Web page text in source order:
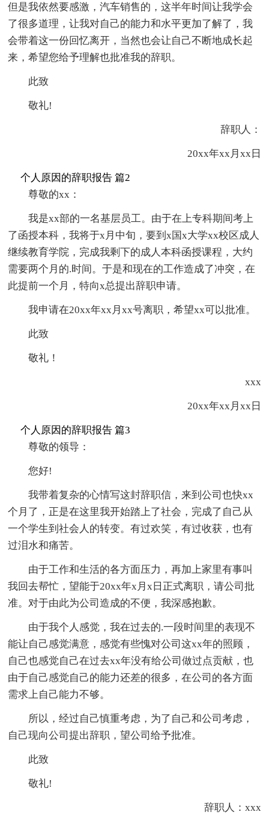
但是我依然要感激，汽车销售的，这半年时间让我学会
了很多道理，让我对自己的能力和水平更加了解了，我
会带着这一份回忆离开，当然也会让自己不断地成长起
来，希望您给予理解也批准我的辞职。
此致
敬礼!
辞职人：
20xx年xx月xx日
个人原因的辞职报告 篇2
尊敬的xx：
我是xx部的一名基层员工。由于在上专科期间考上
了函授本科，我将于x月中旬，要到x国x大学xx校区成人
继续教育学院，完成我剩下的成人本科函授课程，大约
需要两个月的.时间。于是和现在的工作造成了冲突，在
此提前一个月，特向x总提出辞职申请。
我申请在20xx年xx月xx号离职，希望xx可以批准。
此致
敬礼！
xxx
20xx年xx月xx日
个人原因的辞职报告 篇3
尊敬的领导：
您好!
我带着复杂的心情写这封辞职信，来到公司也快xx
个月了，正是在这里我开始踏上了社会，完成了自己从
一个学生到社会人的转变。有过欢笑，有过收获，也有
过泪水和痛苦。
由于工作和生活的各方面压力，再加上家里有事叫
我回去帮忙，望能于20xx年x月x日正式离职，请公司批
准。对于由此为公司造成的不便，我深感抱歉。
由于我个人感觉，我在过去的.一段时间里的表现不
能让自己感觉满意，感觉有些愧对公司这xx年的照顾，
自己也感觉自己在过去xx年没有给公司做过点贡献，也
由于自己感觉自己的能力还差的很多，在公司的各方面
需求上自己能力不够。
所以，经过自己慎重考虑，为了自己和公司考虑，
自己现向公司提出辞职，望公司给予批准。
此致
敬礼!
辞职人：xxx